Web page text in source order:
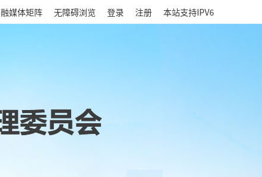
融媒体矩阵 无障碍浏览 登录 注册 本站支持IPV6